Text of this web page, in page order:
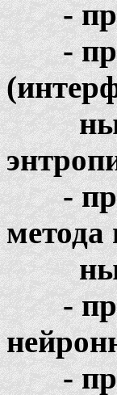
-
-
ных
-
метода
ных
-
-